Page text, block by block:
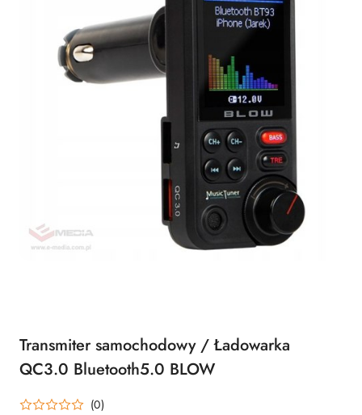
Transmiter samochodowy / Ładowarka
QC3.0 Bluetooth5.0 BLOW
(0)